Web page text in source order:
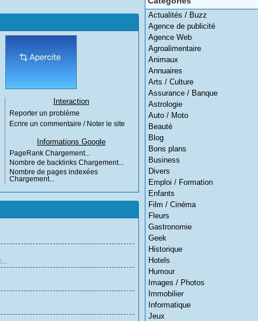
Actualités / Buzz
Agence de publicité
Agence Web
Agroalimentaire
Animaux
Annuaires
Arts / Culture
Assurance / Banque
Astrologie
Auto / Moto
Beauté
Blog
Bons plans
Business
Divers
Emploi / Formation
Enfants
Film / Cinéma
Fleurs
Gastronomie
Geek
Historique
Hotels
Humour
Images / Photos
Immobilier
Informatique
Jeux
Interaction
Reporter un problème
Ecrire un commentaire / Noter le site
Informations Google
PageRank Chargement...
Nombre de backlinks Chargement...
Nombre de pages indexées
Chargement...